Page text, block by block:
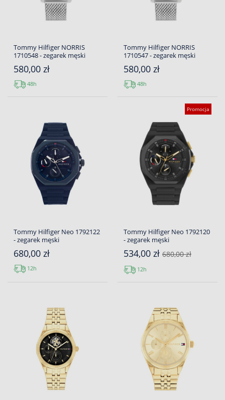
Tommy Hilfiger NORRIS
1710548 - zegarek męski
580,00 zł
48h
Tommy Hilfiger NORRIS
1710547 - zegarek męski
580,00 zł
48h
Tommy Hilfiger Neo 1792122
- zegarek męski
680,00 zł
12h
Promocja
Tommy Hilfiger Neo 1792120
- zegarek męski
534,00 zł 680,00 zł
12h